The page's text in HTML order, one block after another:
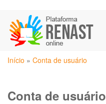
para
conteúdo
principal
Você
Início » Conta de usuário
Conta de usuário